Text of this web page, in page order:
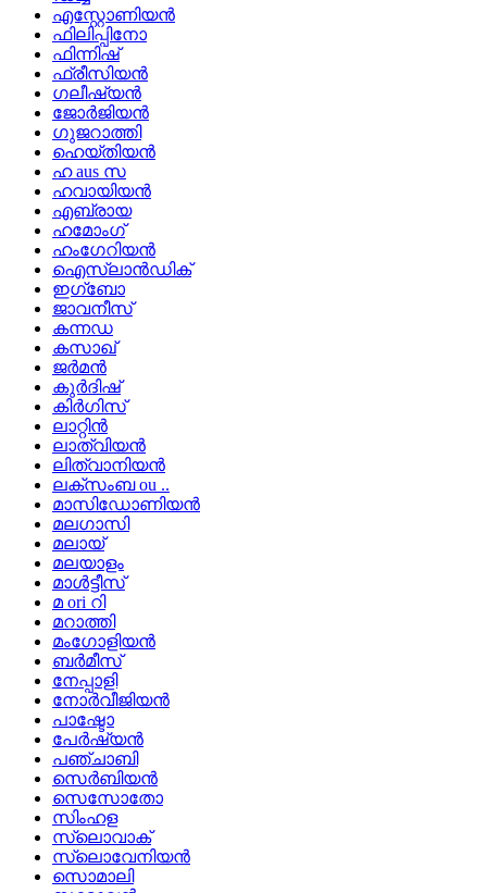
എസ്റ്റോണിയൻ
ഫിലിപ്പിനോ
ഫിന്നിഷ്
ഫ്രീസിയൻ
ഗലീഷ്യൻ
ജോർജിയൻ
ഗുജറാത്തി
ഹെയ്തിയൻ
ഹ aus സ
ഹവായിയൻ
എബ്രായ
ഹമോംഗ്
ഹംഗേറിയൻ
ഐസ്‌ലാൻഡിക്
ഇഗ്ബോ
ജാവനീസ്
കന്നഡ
കസാഖ്
ജർമൻ
കുർദിഷ്
കിർഗിസ്
ലാറ്റിൻ
ലാത്വിയൻ
ലിത്വാനിയൻ
ലക്സംബ ou ..
മാസിഡോണിയൻ
മലഗാസി
മലായ്
മലയാളം
മാൾട്ടീസ്
മ ori റി
മറാത്തി
മംഗോളിയൻ
ബർമീസ്
നേപ്പാളി
നോർവീജിയൻ
പാഷ്ടോ
പേർഷ്യൻ
പഞ്ചാബി
സെർബിയൻ
സെസോതോ
സിംഹള
സ്ലൊവാക്
സ്ലൊവേനിയൻ
സൊമാലി